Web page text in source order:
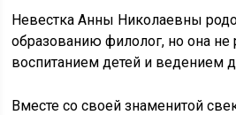
Невестка Анны Николаевны
образованию филолог, но она не
воспитанием детей и ведением
Вместе со своей знаменитой